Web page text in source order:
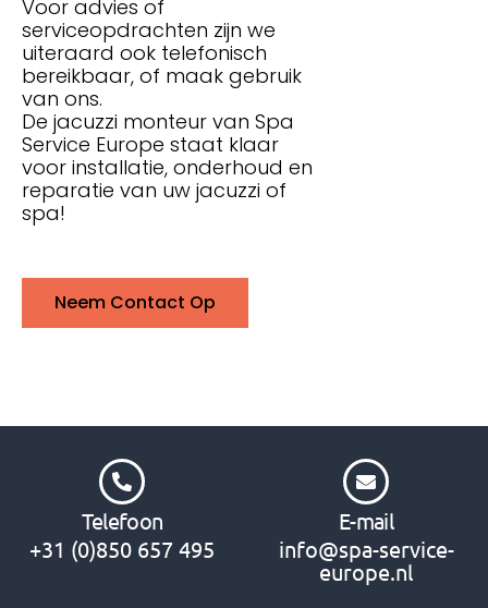
Voor advies of
serviceopdrachten zijn we
uiteraard ook telefonisch
bereikbaar, of maak gebruik
van ons.
De jacuzzi monteur van Spa
Service Europe staat klaar
voor installatie, onderhoud en
reparatie van uw jacuzzi of
spa!
Neem Contact Op
Telefoon
+31 (0)850 657 495
E-mail
info@spa-service-
europe.nl